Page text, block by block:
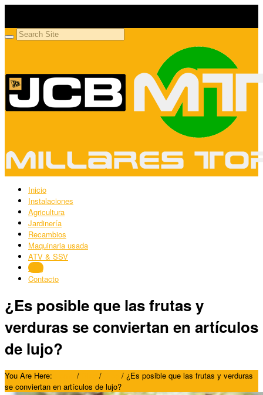
Inicio
Instalaciones
Agricultura
Jardinería
Recambios
Maquinaria usada
ATV & SSV
Blog
Contacto
¿Es posible que las frutas y
verduras se conviertan en artículos
de lujo?
You Are Here: / / / ¿Es posible que las frutas y verduras
se conviertan en artículos de lujo?